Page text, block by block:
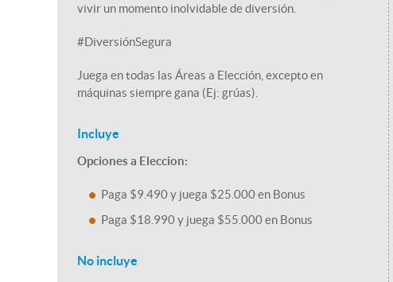
vivir un momento inolvidable de diversión.
#DiversiónSegura
Juega en todas las Áreas a Elección, excepto en
máquinas siempre gana (Ej: grúas).
Incluye
Opciones a Eleccion:
Paga $9.490 y juega $25.000 en Bonus
Paga $18.990 y juega $55.000 en Bonus
No incluye